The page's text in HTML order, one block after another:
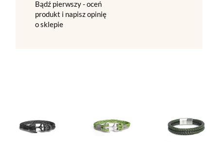
Bądź pierwszy - oceń
produkt i napisz opinię
o sklepie